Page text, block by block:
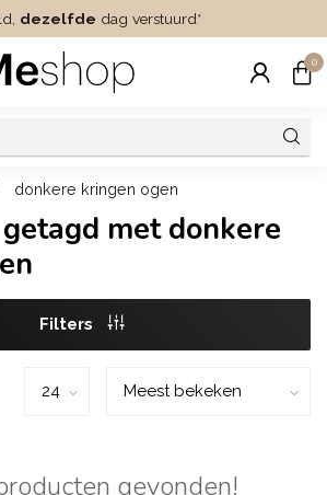
dezelfde dag verstuurd*
0
donkere kringen ogen
met donkere
Filters
gevonden!